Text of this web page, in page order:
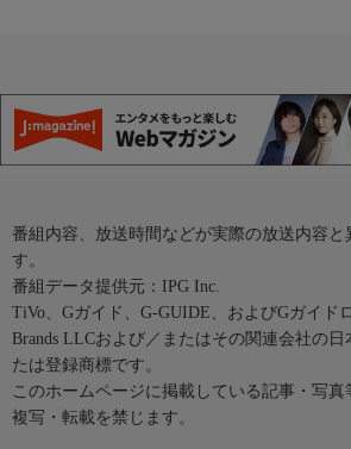
番組内容、放送時間などが実際の放送内容と
す。
番組データ提供元：IPG Inc.
TiVo、Gガイド、G-GUIDE、およびGガイド
Brands LLCおよび／またはその関連会社の日
たは登録商標です。
このホームページに掲載している記事・写
複写・転載を禁じます。